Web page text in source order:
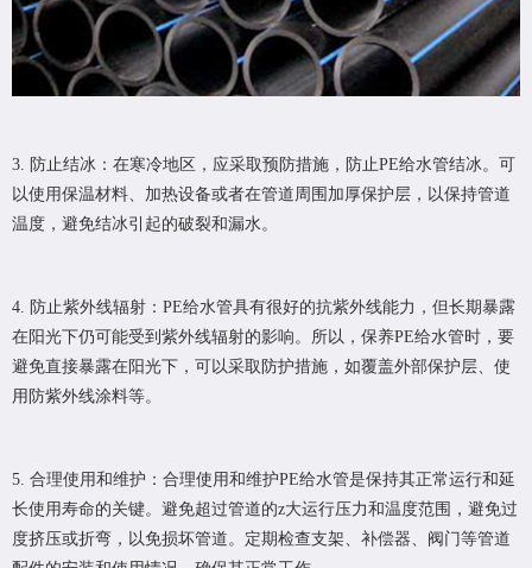
3. 防止结冰：在寒冷地区，应采取预防措施，防止PE给水管结冰。可
以使用保温材料、加热设备或者在管道周围加厚保护层，以保持管道
温度，避免结冰引起的破裂和漏水。
4. 防止紫外线辐射：PE给水管具有很好的抗紫外线能力，但长期暴露
在阳光下仍可能受到紫外线辐射的影响。所以，保养PE给水管时，要
避免直接暴露在阳光下，可以采取防护措施，如覆盖外部保护层、使
用防紫外线涂料等。
5. 合理使用和维护：合理使用和维护PE给水管是保持其正常运行和延
长使用寿命的关键。避免超过管道的z大运行压力和温度范围，避免过
度挤压或折弯，以免损坏管道。定期检查支架、补偿器、阀门等管道